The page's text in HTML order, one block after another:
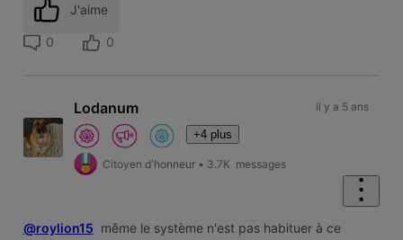
J'aime
0 0
Lodanum
+4 plus
Citoyen d'honneur • 3.7K messages
il y a 5 ans
@roylion15 même le système n'est pas habituer à ce